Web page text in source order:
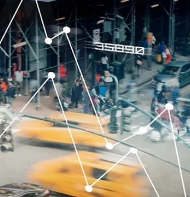
Iberoamericana de Asociaciones de
contra la Violencia Vial, FICVI, que agrupa a
17 asociaciones nacionales de víctimas y
participa activamente en las sesiones. Es
objetivo es a las personas afectadas y a sus
familias en el centro de las p